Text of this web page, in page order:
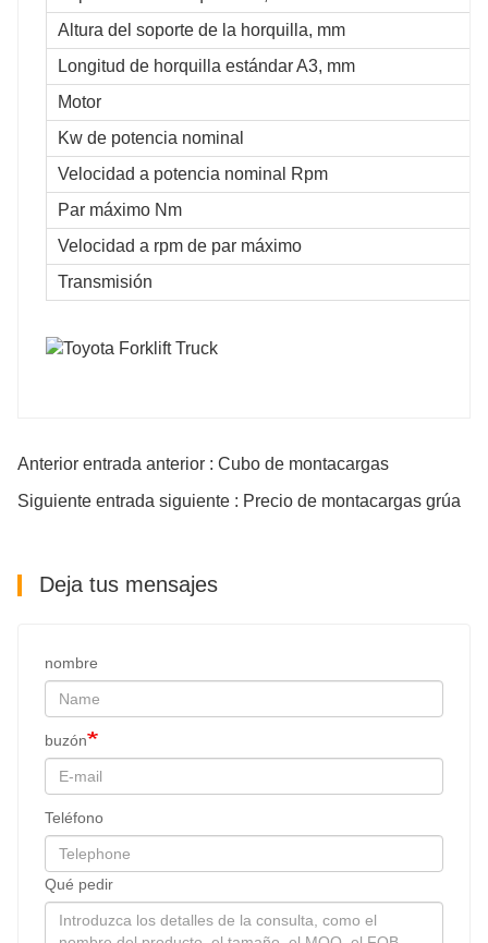
Altura del soporte de la horquilla, mm
Longitud de horquilla estándar A3, mm
Motor
Kw de potencia nominal
Velocidad a potencia nominal Rpm
Par máximo Nm
Velocidad a rpm de par máximo
Transmisión
Anterior entrada anterior : Cubo de montacargas
Siguiente entrada siguiente : Precio de montacargas grúa
Deja tus mensajes
nombre
buzón
Teléfono
Qué pedir